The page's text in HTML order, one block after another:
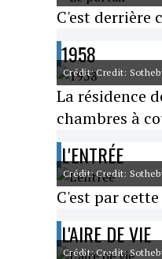
C'est derrière
1958
Crédit: Credit:
La résidence
chambres à
L'ENTRÉE
Crédit: Credit:
C'est par
L'AIRE DE VIE
Crédit: Credit: